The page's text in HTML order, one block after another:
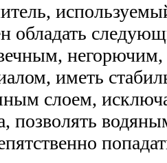
обладать
иметь
слоем,
позволять